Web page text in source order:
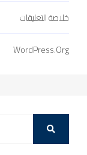
خلاصة التعليقات
WordPress.org